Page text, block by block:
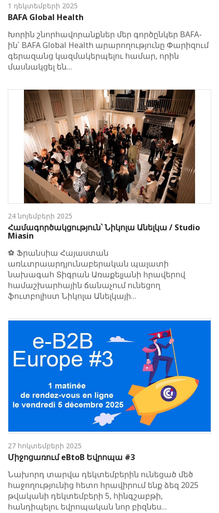
1 դեկտեմբերի 2025
BAFA Global Health
Խորին շնորհավորանքներ մեր գործընկեր BAFA-
ին՝ BAFA Global Health արարողությունը Փարիզում
գերազանց կազմակերպելու համար, որին
մասնակցել են…
24 նոյեմբերի 2025
Համագործակցություն՝ Նիկոլա Անելկա / Studio
Miasin
⚽️ Ֆրանսիա Հայաստան
առևտրաարդյունաբերական պալատի
նախագահ Տիգրան Առաքելյանի հրավերով
համաշխարհային ճանաչում ունեցող
ֆուտբոլիստ Նիկոլա Անելկայի…
27 հոկտեմբերի 2025
Միջոցառում eBtoB Եվրոպա #3
Նախորդ տարվա դեկտեմբերին ունեցած մեծ
հաջողությունից հետո հրավիրում ենք ձեզ 2025
թվականի դեկտեմբերի 5, հինգշաբթի,
հանդիպելու եվրոպական նոր բիզնես…